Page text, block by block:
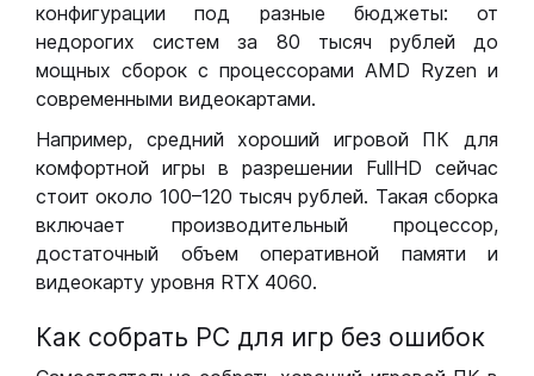
конфигурации под разные бюджеты: от
недорогих систем за 80 тысяч рублей до
мощных сборок с процессорами AMD Ryzen и
современными видеокартами.
Например, средний хороший игровой ПК для
комфортной игры в разрешении FullHD сейчас
стоит около 100–120 тысяч рублей. Такая сборка
включает производительный процессор,
достаточный объем оперативной памяти и
видеокарту уровня RTX 4060.
Как собрать РС для игр без ошибок